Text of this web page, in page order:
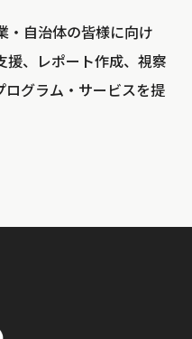
・自治体の皆様に向け
援、レポート作成、視察
ログラム・サービスを提